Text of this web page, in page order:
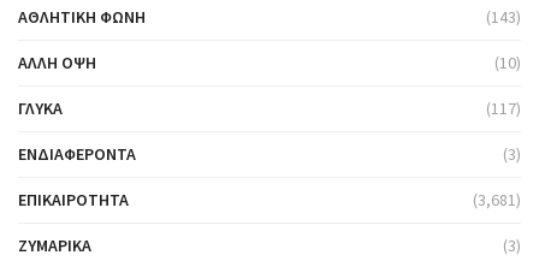
ΑΘΛΗΤΙΚΉ ΦΩΝΉ (143)
ΆΛΛΗ ΌΨΗ (10)
ΓΛΥΚΆ (117)
ΕΝΔΙΑΦΈΡΟΝΤΑ (3)
ΕΠΙΚΑΙΡΌΤΗΤΑ (3,681)
ΖΥΜΑΡΙΚΆ (3)